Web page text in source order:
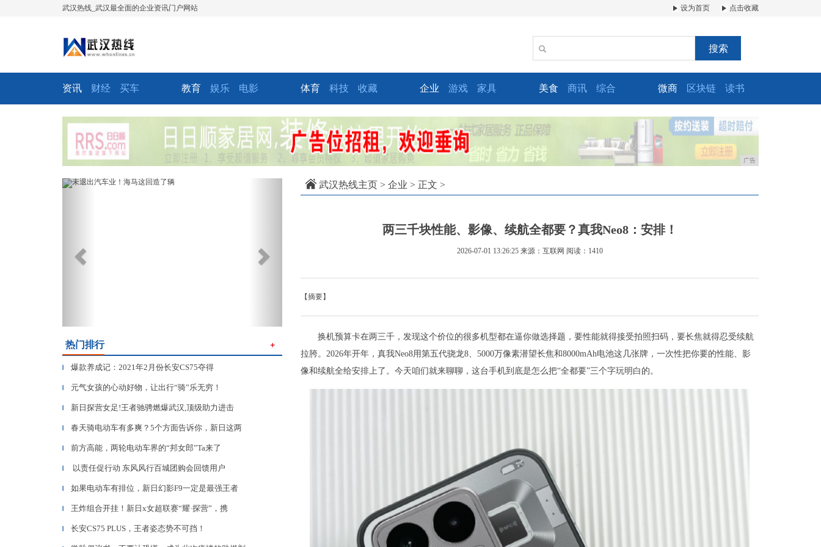
武汉热线_武汉最全面的企业资讯门户网站 设为首页 点击收藏
搜索
资讯 财经 买车 教育 娱乐 电影 体育 科技 收藏 企业 游戏 家具 美食 商讯 综合 微商 区块链 读书
广告
Previous
热门排行 ＋
▎ 爆款养成记：2021年2月份长安CS75夺得
▎ 元气女孩的心动好物，让出行“骑”乐无穷！
▎ 新日探营女足!王者驰骋燃爆武汉,顶级助力进击
▎ 春天骑电动车有多爽？5个方面告诉你，新日这两
▎ 前方高能，两轮电动车界的“邦女郎”Ta来了
▎ 以责任促行动 东风风行百城团购会回馈用户
▎ 如果电动车有排位，新日幻影F9一定是最强王者
▎ 王炸组合开挂！新日x女超联赛“耀·探营”，携
▎ 长安CS75 PLUS，王者姿态势不可挡！
武汉热线主页 > 企业 > 正文 >
两三千块性能、影像、续航全都要？真我Neo8：安排！
2026-07-01 13:26:25 来源：互联网 阅读：1410
【摘要】
换机预算卡在两三千，发现这个价位的很多机型都在逼你做选择题，要性能就得接受拍照扫码，要长焦就得忍受续航
拉胯。2026年开年，真我Neo8用第五代骁龙8、5000万像素潜望长焦和8000mAh电池这几张牌，一次性把你要的性能、影
像和续航全给安排上了。今天咱们就来聊聊，这台手机到底是怎么把“全都要”三个字玩明白的。